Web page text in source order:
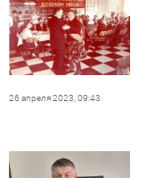
26 апреля 2023, 09:43